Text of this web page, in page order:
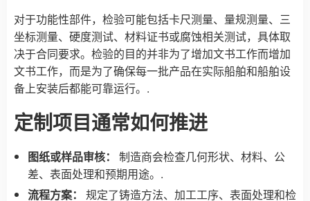
对于功能性部件，检验可能包括卡尺测量、量规测量、三
坐标测量、硬度测试、材料证书或腐蚀相关测试，具体取
决于合同要求。检验的目的并非为了增加文书工作而增加
文书工作，而是为了确保每一批产品在实际船舶和船舶设
备上安装后都能可靠运行。.
定制项目通常如何推进
图纸或样品审核：
制造商会检查几何形状、材料、公
差、表面处理和预期用途。.
流程方案：
规定了铸造方法、加工工序、表面处理和检